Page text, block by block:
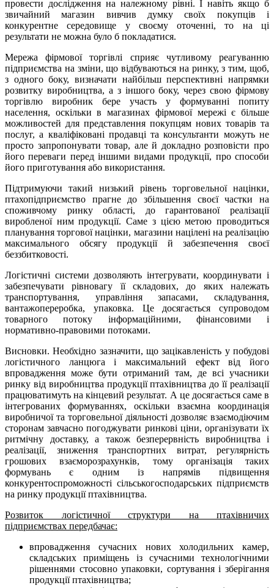
провести дослідження на належному рівні. І навіть якщо б
звичайний магазин вивчив думку своїх покупців і
конкурентне середовище у своєму оточенні, то на ці
результати не можна було б покладатися.
Мережа фірмової торгівлі сприяє чутливому реагуванню
підприємства на зміни, що відбуваються на ринку, з тим, щоб,
з одного боку, визначати найбільш перспективні напрямки
розвитку виробництва, а з іншого боку, через свою фірмову
торгівлю виробник бере участь у формуванні попиту
населення, оскільки в магазинах фірмової мережі є більше
можливостей для представлення покупцям нових товарів та
послуг, а кваліфіковані продавці та консультанти можуть не
просто запропонувати товар, але й докладно розповісти про
його переваги перед іншими видами продукції, про способи
його приготування або використання.
Підтримуючи такий низький рівень торговельної націнки,
птахопідприємство прагне до збільшення своєї частки на
споживчому ринку області, до гарантованої реалізації
виробленої ним продукції. Саме з цією метою проводиться
планування торгової націнки, магазини націлені на реалізацію
максимального обсягу продукції й забезпечення своєї
беззбитковості.
Логістичні системи дозволяють інтегрувати, координувати і
забезпечувати рівновагу її складових, до яких належать
транспортування, управління запасами, складування,
вантажопереробка, упаковка. Це досягається супроводом
товарного потоку інформаційними, фінансовими і
нормативно-правовими потоками.
Висновки. Необхідно зазначити, що зацікавленість у побудові
логістичного ланцюга і максимальний ефект від його
впровадження може бути отриманий там, де всі учасники
ринку від виробництва продукції птахівництва до її реалізації
працюватимуть на кінцевий результат. А це досягається саме в
інтегрованих формуваннях, оскільки взаємна координація
виробничої та торговельної діяльності дозволяє взаємодіючим
сторонам завчасно погоджувати ринкові ціни, організувати їх
ритмічну доставку, а також безперервність виробництва і
реалізації, зниження транспортних витрат, регулярність
грошових взаєморозрахунків, тому організація таких
формувань є одним із напрямів підвищення
конкурентоспроможності сільськогосподарських підприємств
на ринку продукції птахівництва.
Розвиток логістичної структури на птахівничих
підприємствах передбачає:
впровадження сучасних нових холодильних камер,
складських приміщень із сучасними тех­нологічними
рішеннями стосовно упаковки, сортування і зберігання
продукції птахівництва;